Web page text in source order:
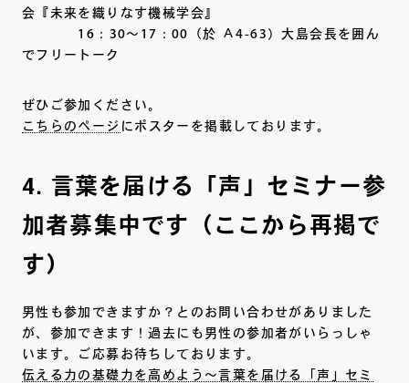
会『未来を織りなす機械学会』
16：30～17：00（於 Ａ4-63）大島会長を囲ん
でフリートーク
ぜひご参加ください。
こちらのページ にポスターを掲載しております。
4. 言葉を届ける「声」セミナー参
加者募集中です（ここから再掲で
す）
男性も参加できますか？とのお問い合わせがありました
が、参加できます！過去にも男性の参加者がいらっしゃ
います。ご応募お待ちしております。
伝える力の基礎力を高めよう～言葉を届ける「声」セミ